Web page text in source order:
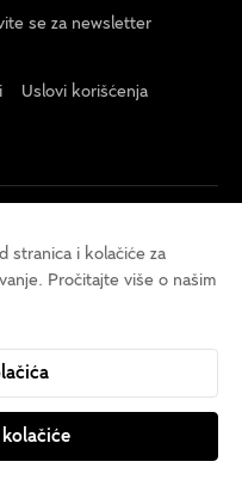
stranica i kolačiće za
Pročitajte više o našim
se za newsletter
Uslovi korišćenja